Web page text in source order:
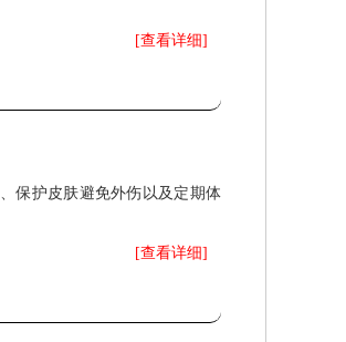
[查看详细]
保护皮肤避免外伤以及定期体
[查看详细]